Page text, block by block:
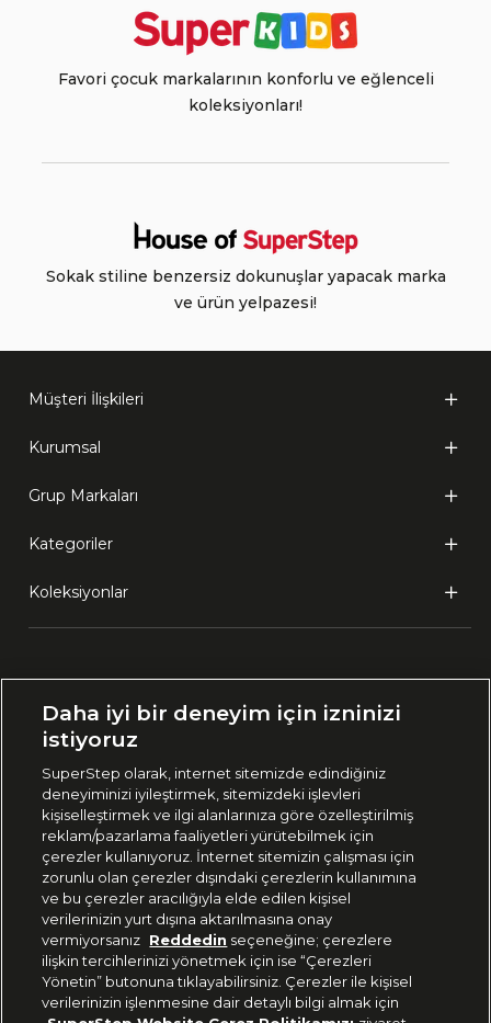
Favori çocuk markalarının konforlu ve eğlenceli
koleksiyonları!
Sokak stiline benzersiz dokunuşlar yapacak marka
ve ürün yelpazesi!
Müşteri İlişkileri
Kurumsal
Grup Markaları
Kategoriler
Koleksiyonlar
🇹🇷 Türkiye
444 37 36
Uygulamadan Takip Edin
Bizi Takip Edin
Daha iyi bir deneyim için izninizi
istiyoruz
SuperStep olarak, internet sitemizde edindiğiniz
deneyiminizi iyileştirmek, sitemizdeki işlevleri
kişiselleştirmek ve ilgi alanlarınıza göre özelleştirilmiş
reklam/pazarlama faaliyetleri yürütebilmek için
çerezler kullanıyoruz. İnternet sitemizin çalışması için
zorunlu olan çerezler dışındaki çerezlerin kullanımına
ve bu çerezler aracılığıyla elde edilen kişisel
verilerinizin yurt dışına aktarılmasına onay
vermiyorsanız Reddedin seçeneğine; çerezlere
ilişkin tercihlerinizi yönetmek için ise “Çerezleri
Yönetin” butonuna tıklayabilirsiniz. Çerezler ile kişisel
verilerinizin işlenmesine dair detaylı bilgi almak için